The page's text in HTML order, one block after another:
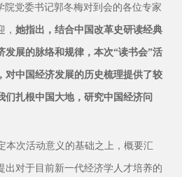
院党委书记郭冬梅对到会的各位专家
她指出，结合中国改革史研读经典
发展的脉络和规律，本次“读书会”活
对中国经济发展的历史梳理提供了较
们扎根中国大地，研究中国经济问
本次活动意义的基础之上，概要汇
出对于目前新一代经济学人才培养的